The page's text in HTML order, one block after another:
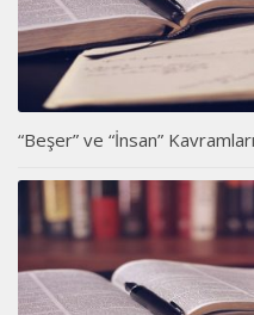
“Beşer” ve “İnsan”